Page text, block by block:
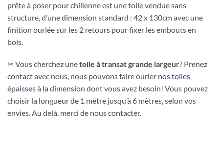
prête à poser pour chilienne est une toile vendue sans
structure, d’une dimension standard : 42 x 130cm avec une
finition ourlée sur les 2 retours pour fixer les embouts en
bois.
✂ Vous cherchez unetoile à transat grande largeur? Prenez
contact avec nous, nous pouvons faire ourler nos toiles
épaissesà la dimension dont vous avez besoin! Vous pouvez
choisir la longueur de 1 mètre jusqu’à 6 mètres, selon vos
envies. Au delà, merci de nous contacter.